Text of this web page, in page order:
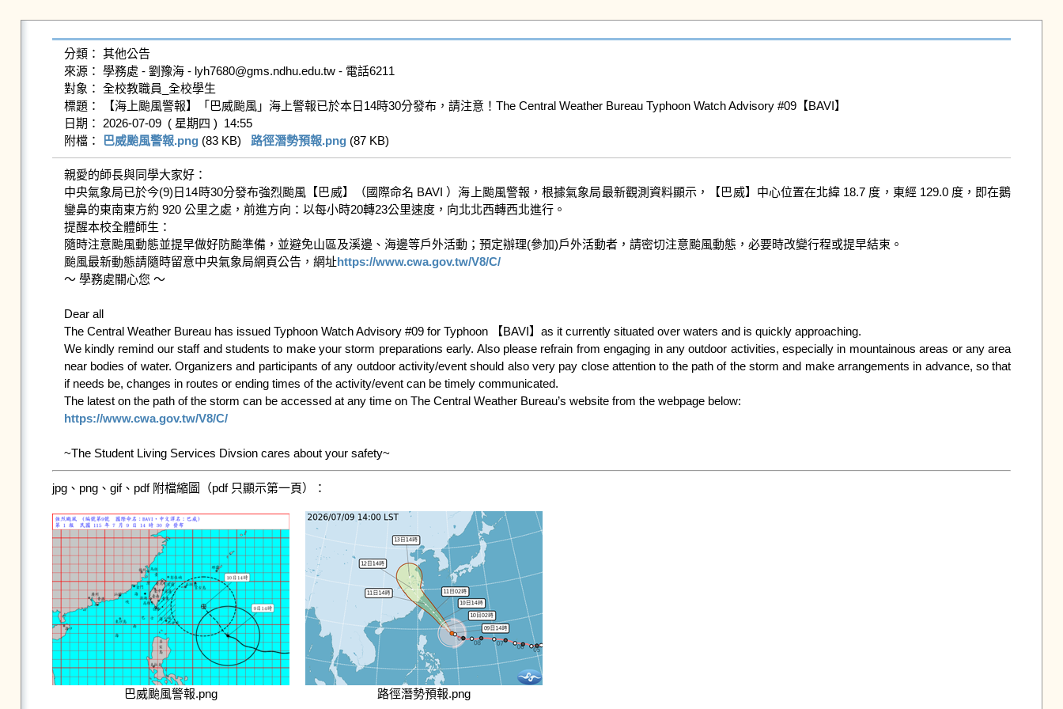
分類： 其他公告
來源： 學務處 - 劉豫海 - lyh7680@gms.ndhu.edu.tw - 電話6211
對象： 全校教職員_全校學生
標題： 【海上颱風警報】「巴威颱風」海上警報已於本日14時30分發布，請注意！The Central Weather Bureau Typhoon Watch Advisory #09【BAVI】
日期： 2026-07-09  ( 星期四 )  14:55
附檔：
巴威颱風警報.png (83 KB) 路徑潛勢預報.png (87 KB)
親愛的師長與同學大家好：
中央氣象局已於今(9)日14時30分發布強烈颱風【巴威】（國際命名 BAVI ）海上颱風警報，根據氣象局最新觀測資料顯示，【巴威】中心位置在北緯 18.7 度，東經 129.0 度，即在鵝
鑾鼻的東南東方約 920 公里之處，前進方向：以每小時20轉23公里速度，向北北西轉西北進行。
提醒本校全體師生：
隨時注意颱風動態並提早做好防颱準備，並避免山區及溪邊、海邊等戶外活動；預定辦理(參加)戶外活動者，請密切注意颱風動態，必要時改變行程或提早結束。
颱風最新動態請隨時留意中央氣象局網頁公告，網址https://www.cwa.gov.tw/V8/C/
～ 學務處關心您 ～
Dear all
The Central Weather Bureau has issued Typhoon Watch Advisory #09 for Typhoon 【BAVI】as it currently situated over waters and is quickly approaching.
We kindly remind our staff and students to make your storm preparations early. Also please refrain from engaging in any outdoor activities, especially in mountainous areas or any area
near bodies of water. Organizers and participants of any outdoor activity/event should also very pay close attention to the path of the storm and make arrangements in advance, so that
if needs be, changes in routes or ending times of the activity/event can be timely communicated.
https://www.cwa.gov.tw/V8/C/
~The Student Living Services Divsion cares about your safety~
jpg、png、gif、pdf 附檔縮圖（pdf 只顯示第一頁）：
巴威颱風警報.png 路徑潛勢預報.png